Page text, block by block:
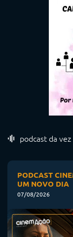
podcast da vez
PODCAST
UM NOVO DIA
07/08/2026